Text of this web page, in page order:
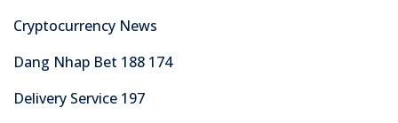
Cryptocurrency News
Dang Nhap Bet 188 174
Delivery Service 197